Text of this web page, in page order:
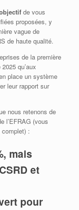
de vous
proposées, y
vague de
de haute qualité.
de la première
qu’aux
place un système
leur rapport sur
nous retenons de
l’EFRAG (vous
:
mais
et
pour